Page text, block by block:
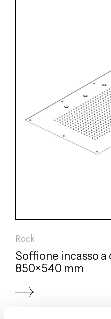
Rock
Soffione incasso
850×540 mm